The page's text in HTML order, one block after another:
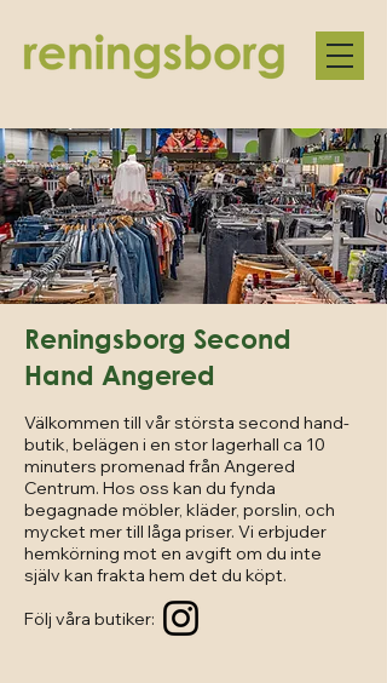
Reningsborg Second
Hand Angered
Välkommen till vår största second hand-
butik, belägen i en stor lagerhall ca 10
minuters promenad från Angered
Centrum. Hos oss kan du fynda
begagnade möbler, kläder, porslin, och
mycket mer till låga priser. Vi erbjuder
hemkörning mot en avgift om du inte
själv kan frakta hem det du köpt.
Följ våra butiker: